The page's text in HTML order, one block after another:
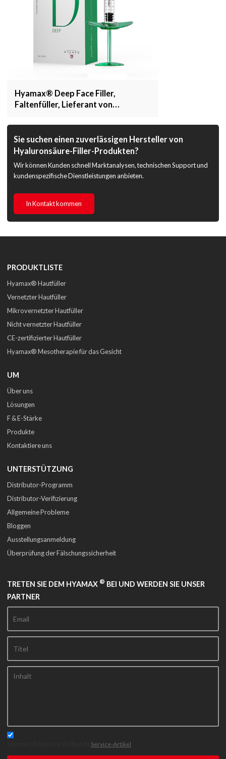
Hyamax® Deep Face Filler,
Faltenfüller, Lieferant von
Großhandel und Kunden
Sie suchen einen zuverlässigen Hersteller von
Hyaluronsäure-Filler-Produkten?
Wir können Kunden schnell Marktanalysen, technischen Support und
kundenspezifische Dienstleistungen anbieten.
In Kontakt kommen
PRODUKTLISTE
Hyamax® Hautfüller
Vernetzter Hautfüller
Mikrovernetzter Hautfüller
Nicht vernetzter Hautfüller
CE-zertifizierter Hautfüller
Hyamax® Mesotherapie für das Gesicht
UM
Über uns
Lösungen
F & E-Stärke
Produkte
Kontaktiere uns
UNTERSTÜTZUNG
Distributor-Programm
Distributor-Verifizierung
Allgemeine Probleme
Bloggen
Ausstellungsanmeldung
Überprüfung der Fälschungssicherheit
TRETEN SIE DEM HYAMAX ® BEI UND WERDEN SIE UNSER
PARTNER
Service-Artikel